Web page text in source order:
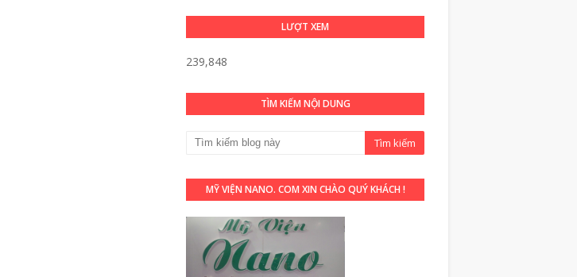
LƯỢT XEM
239,848
TÌM KIẾM NỘI DUNG
MỸ VIỆN NANO. COM XIN CHÀO QUÝ KHÁCH !